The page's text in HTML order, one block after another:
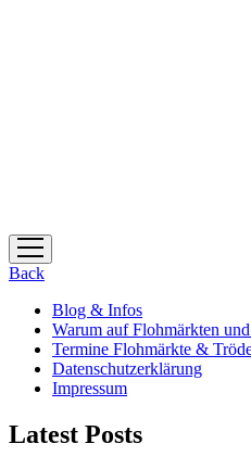
Menü
öffnen
Back
Blog & Infos
Warum auf Flohmärkten
Termine Flohmärkte &
Datenschutzerklärung
Impressum
Latest Posts